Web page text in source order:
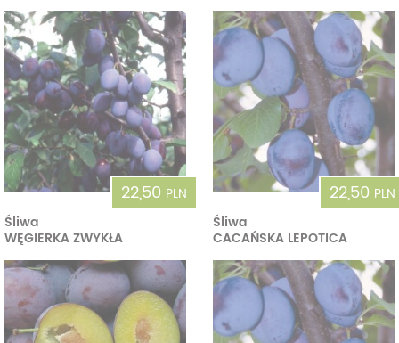
22,50 PLN
Śliwa
WĘGIERKA ZWYKŁA
22,50 PLN
Śliwa
CACAŃSKA LEPOTICA